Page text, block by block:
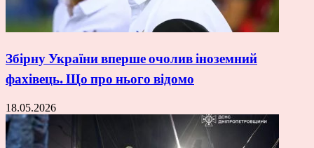
Збірну України вперше очолив іноземний
фахівець. Що про нього відомо
18.05.2026